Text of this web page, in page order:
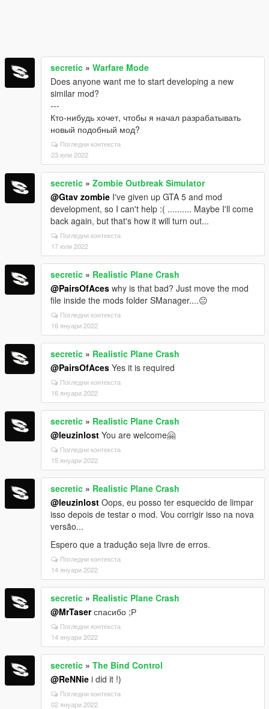
secretic » Warfare Mode
Does anyone want me to start developing a new
similar mod?
---
Кто-нибудь хочет, чтобы я начал разрабатывать
новый подобный мод?
Погледни контекста
23 юли 2022
secretic » Zombie Outbreak Simulator
@Gtav zombie I've given up GTA 5 and mod
development, so I can't help :( .......... Maybe I'll come
back again, but that's how it will turn out...
Погледни контекста
17 юли 2022
secretic » Realistic Plane Crash
@PairsOfAces why is that bad? Just move the mod
file inside the mods folder SManager....😐
Погледни контекста
16 януари 2022
secretic » Realistic Plane Crash
@PairsOfAces Yes it is required
Погледни контекста
16 януари 2022
secretic » Realistic Plane Crash
@leuzinlost You are welcome🤗
Погледни контекста
15 януари 2022
secretic » Realistic Plane Crash
@leuzinlost Oops, eu posso ter esquecido de limpar
isso depois de testar o mod. Vou corrigir isso na nova
versão...
Espero que a tradução seja livre de erros.
Погледни контекста
14 януари 2022
secretic » Realistic Plane Crash
@MrTaserспасибо ;Р
Погледни контекста
14 януари 2022
secretic » The Bind Control
@ReNNie i did it !)
Погледни контекста
02 януари 2022